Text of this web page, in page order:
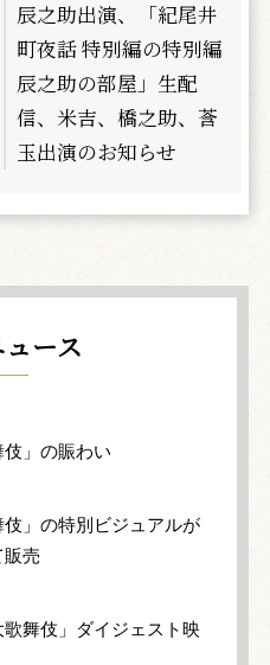
辰之助出演、「紀尾井
町夜話 特別編の特別編
辰之助の部屋」生配
信、米吉、橋之助、莟
玉出演のお知らせ
ース
」の賑わい
」の特別ビジュアルが
販売
舞伎」ダイジェスト映